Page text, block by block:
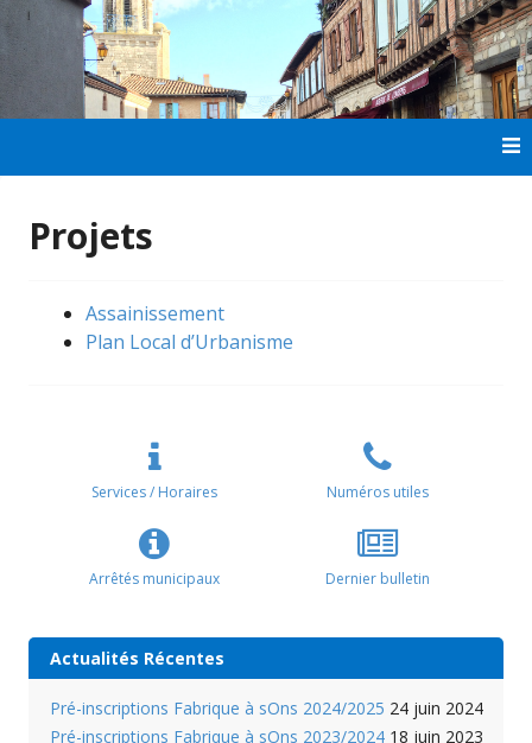
Projets
Assainissement
Plan Local d’Urbanisme
Services / Horaires Numéros utiles
Arrêtés municipaux Dernier bulletin
Actualités Récentes
Pré-inscriptions Fabrique à sOns 2024/2025 24 juin 2024
Pré-inscriptions Fabrique à sOns 2023/2024 18 juin 2023